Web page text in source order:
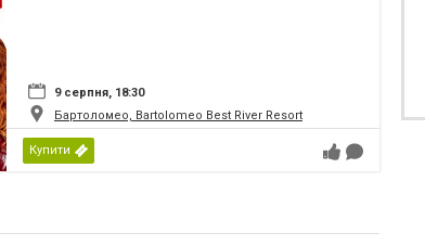
9 серпня, 18:30
Бартоломео, Bartolomeo Best River Resort
Купити